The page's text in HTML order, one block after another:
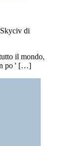
di
il mondo,
po ' […]